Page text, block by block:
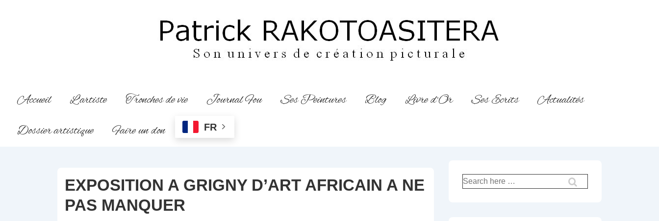
Navigation
Accueil L’artiste Tronches de vie Journal Fou Ses Peintures Blog Livre d’Or Ses Ecrits
Actualités
Dossier artistique
Faire un don FR
EXPOSITION A GRIGNY D’ART AFRICAIN A NE
PAS MANQUER
Recherche
pour: